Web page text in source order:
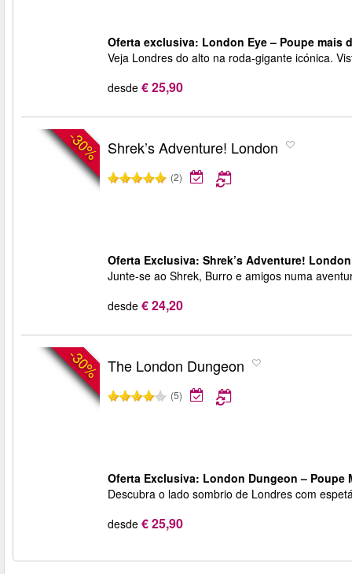
Oferta exclusiva: London Eye – Poupe mais
Veja Londres do alto na roda-gigante icónica.
desde € 25,90
-30% Shrek’s Adventure! London
(2)
Oferta Exclusiva: Shrek’s Adventure!
Junte-se ao Shrek, Burro e amigos numa
desde € 24,20
-30% The London Dungeon
(5)
Oferta Exclusiva: London Dungeon – Poupe
Descubra o lado sombrio de Londres com
desde € 25,90